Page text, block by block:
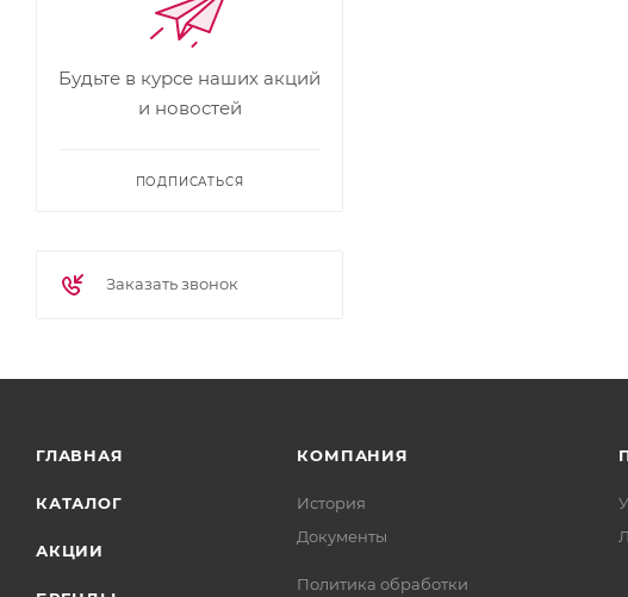
Будьте в курсе наших акций
и новостей
ПОДПИСАТЬСЯ
Заказать звонок
ГЛАВНАЯ
КАТАЛОГ
АКЦИИ
КОМПАНИЯ
История
Документы
Политика обработки